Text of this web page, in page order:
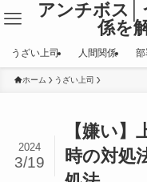
アンチボス│
係を
うざい上司 人間関係
ホーム うざい上司
【嫌い
時の対処
2024
3/19